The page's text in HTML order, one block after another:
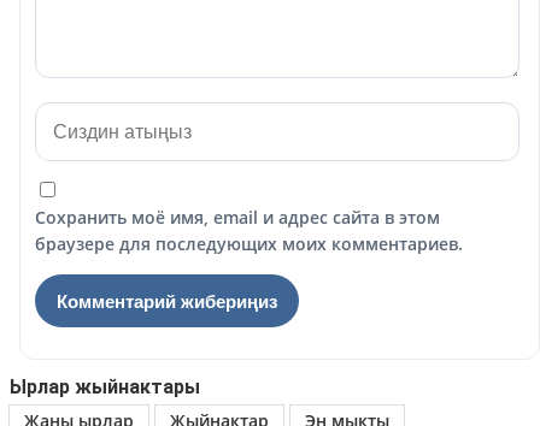
Сохранить моё имя, email и адрес сайта в этом
браузере для последующих моих комментариев.
Ырлар жыйнактары
Жаны ырлар
Жыйнактар
Эн мыкты